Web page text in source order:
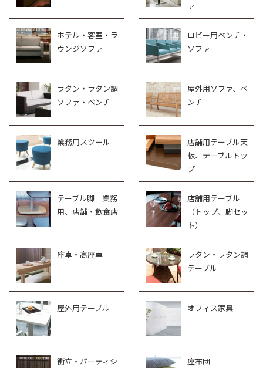
ァ
ホテル・客室・ラ
ウンジソファ
ロビー用ベンチ・
ソファ
ラタン・ラタン調
ソファ・ベンチ
屋外用ソファ、ベ
ンチ
業務用スツール
店舗用テーブル天
板、テーブルトッ
プ
テーブル脚 業務
用、店舗・飲食店
店舗用テーブル
（トップ、脚セッ
ト）
座卓・高座卓
ラタン・ラタン調
テーブル
屋外用テーブル オフィス家具
衝立・パーティシ
座布団